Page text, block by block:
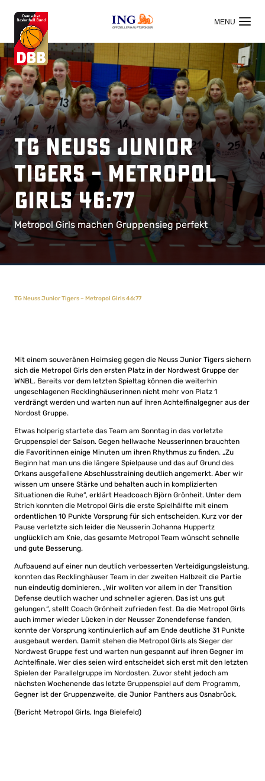
OFFIZIELLER HAUPTSPONSOR
TG Neuss Junior
Tigers – Metropol
Girls 46:77
Metropol Girls machen Gruppensieg perfekt
TG Neuss Junior Tigers – Metropol Girls 46:77
Mit einem souveränen Heimsieg gegen die Neuss Junior Tigers sichern
sich die Metropol Girls den ersten Platz in der Nordwest Gruppe der
WNBL. Bereits vor dem letzten Spieltag können die weiterhin
ungeschlagenen Recklinghäuserinnen nicht mehr von Platz 1
verdrängt werden und warten nun auf ihren Achtelfinalgegner aus der
Nordost Gruppe.
Etwas holperig startete das Team am Sonntag in das vorletzte
Gruppenspiel der Saison. Gegen hellwache Neusserinnen brauchten
die Favoritinnen einige Minuten um ihren Rhythmus zu finden. „Zu
Beginn hat man uns die längere Spielpause und das auf Grund des
Orkans ausgefallene Abschlusstraining deutlich angemerkt. Aber wir
wissen um unsere Stärke und behalten auch in komplizierten
Situationen die Ruhe“, erklärt Headcoach Björn Grönheit. Unter dem
Strich konnten die Metropol Girls die erste Spielhälfte mit einem
ordentlichen 10 Punkte Vorsprung für sich entscheiden. Kurz vor der
Pause verletzte sich leider die Neusserin Johanna Huppertz
unglücklich am Knie, das gesamte Metropol Team wünscht schnelle
und gute Besserung.
Aufbauend auf einer nun deutlich verbesserten Verteidigungsleistung,
konnten das Recklinghäuser Team in der zweiten Halbzeit die Partie
nun eindeutig dominieren. „Wir wollten vor allem in der Transition
Defense deutlich wacher und schneller agieren. Das ist uns gut
gelungen.“, stellt Coach Grönheit zufrieden fest. Da die Metropol Girls
auch immer wieder Lücken in der Neusser Zonendefense fanden,
konnte der Vorsprung kontinuierlich auf am Ende deutliche 31 Punkte
ausgebaut werden. Damit stehen die Metropol Girls als Sieger der
Nordwest Gruppe fest und warten nun gespannt auf ihren Gegner im
Achtelfinale. Wer dies seien wird entscheidet sich erst mit den letzten
Spielen der Parallelgruppe im Nordosten. Zuvor steht jedoch am
nächsten Wochenende das letzte Gruppenspiel auf dem Programm,
Gegner ist der Gruppenzweite, die Junior Panthers aus Osnabrück.
(Bericht Metropol Girls, Inga Bielefeld)